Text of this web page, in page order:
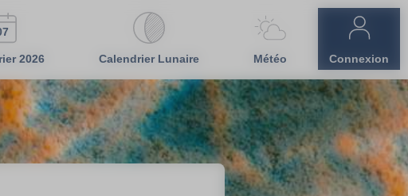
2026 Calendrier Lunaire Météo Connexion